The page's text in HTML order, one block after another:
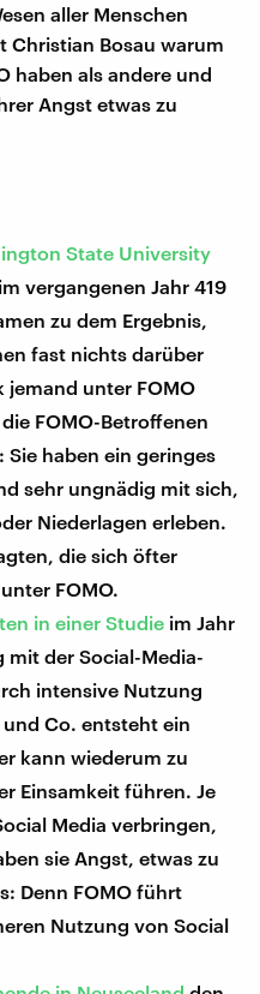
aller Menschen
Christian Bosau warum
haben als andere und
Angst etwas zu
State University
im vergangenen Jahr 419
zu dem Ergebnis,
fast nichts darüber
jemand unter FOMO
FOMO-Betroffenen
haben ein geringes
sehr ungnädig mit sich,
Niederlagen erleben.
die sich öfter
FOMO.
in einer Studie im Jahr
mit der Social-Media-
intensive Nutzung
Co. entsteht ein
kann wiederum zu
Einsamkeit führen. Je
Media verbringen,
sie Angst, etwas zu
Denn FOMO führt
Nutzung von Social